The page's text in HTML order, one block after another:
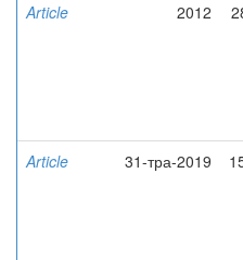
Article 2012
Article
31-тра-2019